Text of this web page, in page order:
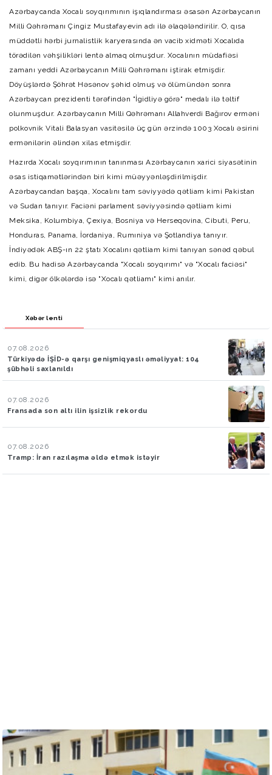
Azərbaycanda Xocalı soyqırımının işıqlandırması əsasən Azərbaycanın
Milli Qəhrəmanı Çingiz Mustafayevin adı ilə əlaqələndirilir. O, qısa
müddətli hərbi jurnalistlik karyerasında ən vacib xidməti Xocalıda
törədilən vəhşilikləri lentə almaq olmuşdur. Xocalının müdafiəsi
zamanı yeddi Azərbaycanın Milli Qəhrəmanı iştirak etmişdir.
Döyüşlərdə Şöhrət Həsənov şəhid olmuş və ölümündən sonra
Azərbaycan prezidenti tərəfindən "İgidliyə görə" medalı ilə təltif
olunmuşdur. Azərbaycanın Milli Qəhrəmanı Allahverdi Bağırov erməni
polkovnik Vitali Balasyan vasitəsilə üç gün ərzində 1003 Xocalı əsirini
ermənilərin əlindən xilas etmişdir.
Hazırda Xocalı soyqırımının tanınması Azərbaycanın xarici siyasətinin
əsas istiqamətlərindən biri kimi müəyyənləşdirilmişdir.
Azərbaycandan başqa, Xocalını tam səviyyədə qətliam kimi Pakistan
və Sudan tanıyır. Faciəni parlament səviyyəsində qətliam kimi
Meksika, Kolumbiya, Çexiya, Bosniya və Herseqovina, Cibuti, Peru,
Honduras, Panama, İordaniya, Rumıniya və Şotlandiya tanıyır.
İndiyədək ABŞ-ın 22 ştatı Xocalını qətliam kimi tanıyan sənəd qəbul
edib. Bu hadisə Azərbaycanda "Xocalı soyqırımı" və "Xocalı faciəsi"
kimi, digər ölkələrdə isə "Xocalı qətliamı" kimi anılır.
Xəbər lenti
07.08.2026
Türkiyədə İŞİD-ə qarşı genişmiqyaslı əməliyyat: 104
şübhəli saxlanıldı
07.08.2026
Fransada son altı ilin işsizlik rekordu
07.08.2026
Tramp: İran razılaşma əldə etmək istəyir